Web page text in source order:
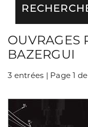
OUVRAGES
BAZERGUI
3 entrées | Page 1 de